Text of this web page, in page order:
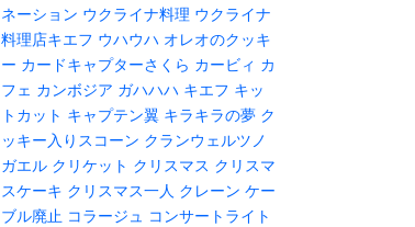
ネーション ウクライナ料理 ウクライナ
料理店キエフ ウハウハ オレオのクッキ
ー カードキャプターさくら カービィ カ
フェ カンボジア ガハハハ キエフ キッ
トカット キャプテン翼 キラキラの夢 ク
ッキー入りスコーン クランウェルツノ
ガエル クリケット クリスマス クリスマ
スケーキ クリスマス一人 クレーン ケー
ブル廃止 コラージュ コンサートライト